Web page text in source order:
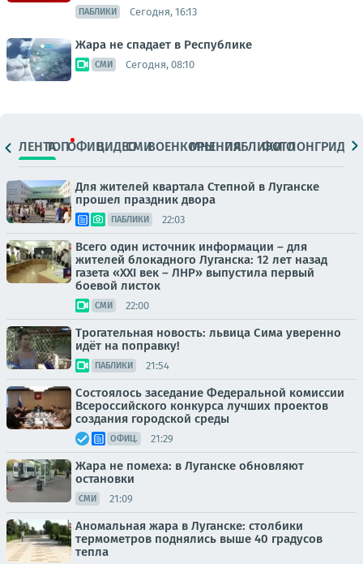
ПАБЛИКИ Сегодня, 16:13
Жара не спадает в Республике
СМИ Сегодня, 08:10
ЛЕНТАТОПОФИЦ.ВИДЕОСМИВОЕНКОРЫМНЕНИЯПАБЛИКИ
ФОТОЛОНГРИДЫ
Для жителей квартала Степной в Луганске
прошел праздник двора
ПАБЛИКИ 22:03
Всего один источник информации – для
жителей блокадного Луганска: 12 лет назад
газета «XXI век – ЛНР» выпустила первый
боевой листок
СМИ 22:00
Трогательная новость: львица Сима уверенно
идёт на поправку!
ПАБЛИКИ 21:54
Состоялось заседание Федеральной комиссии
Всероссийского конкурса лучших проектов
создания городской среды
ОФИЦ. 21:29
Жара не помеха: в Луганске обновляют
остановки
СМИ 21:09
Аномальная жара в Луганске: столбики
термометров поднялись выше 40 градусов
тепла